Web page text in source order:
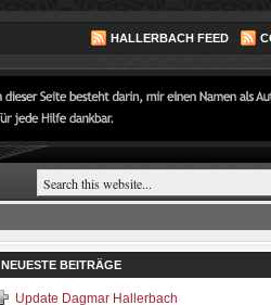
HALLERBACH FEED
NEUESTE BEITRÄGE
Update Dagmar Hallerbach